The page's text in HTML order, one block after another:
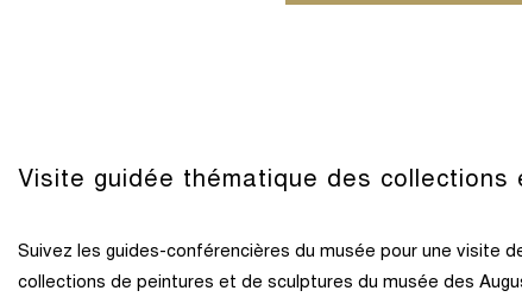
Visite guidée thématique des collections
Suivez les guides-conférencières du musée pour une visite
collections de peintures et de sculptures du musée des